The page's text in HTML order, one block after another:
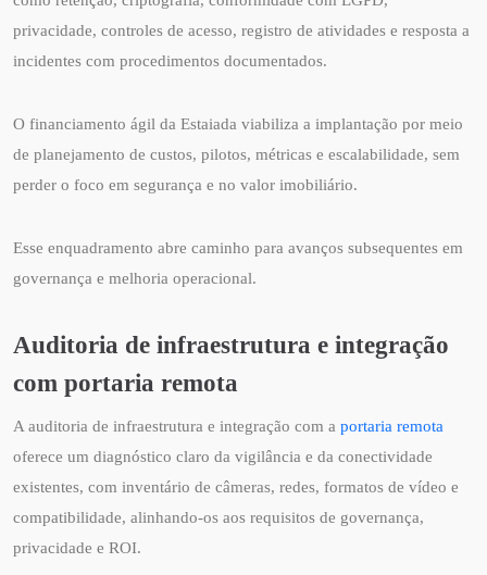
privacidade, controles de acesso, registro de atividades e resposta a
incidentes com procedimentos documentados.
O financiamento ágil da Estaiada viabiliza a implantação por meio
de planejamento de custos, pilotos, métricas e escalabilidade, sem
perder o foco em segurança e no valor imobiliário.
Esse enquadramento abre caminho para avanços subsequentes em
governança e melhoria operacional.
Auditoria de infraestrutura e integração
com portaria remota
A auditoria de infraestrutura e integração com a portaria remota
oferece um diagnóstico claro da vigilância e da conectividade
existentes, com inventário de câmeras, redes, formatos de vídeo e
compatibilidade, alinhando‑os aos requisitos de governança,
privacidade e ROI.